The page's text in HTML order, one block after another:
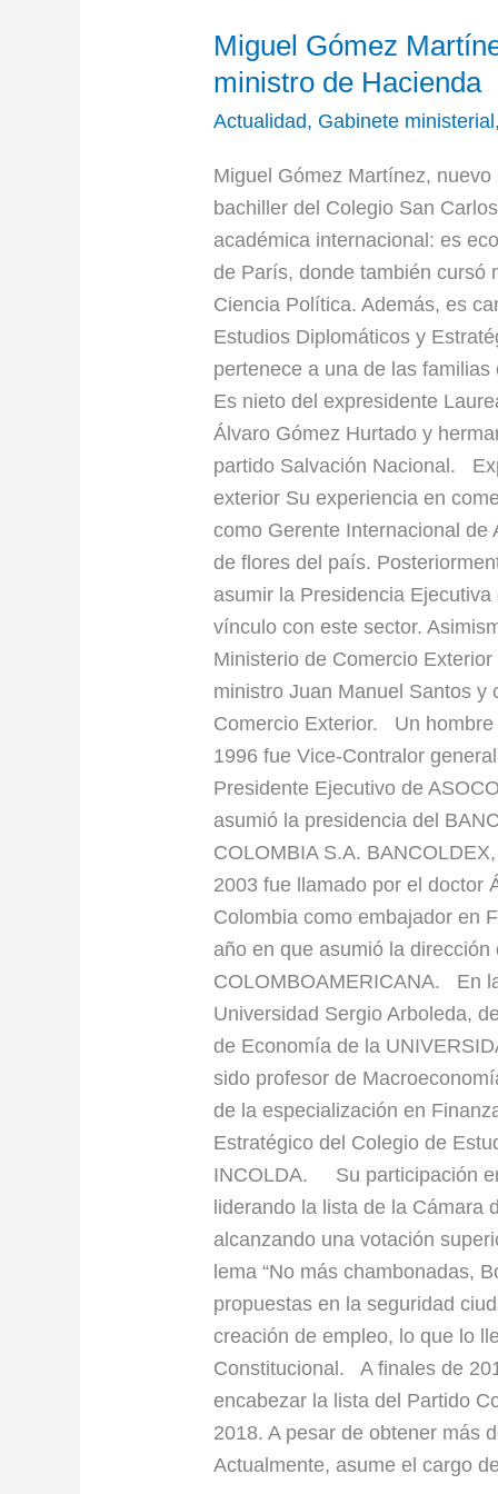
Miguel Gómez
ministro de Hacienda
Actualidad, Gabinete ministerial ,
Miguel Gómez Martínez,
bachiller del Colegio San
académica internacional: es
de París, donde también cursó
Ciencia Política. Además, es
Estudios Diplomáticos y
pertenece a una de las
Es nieto del expresidente
Álvaro Gómez Hurtado y
partido Salvación Nacional.
exterior Su experiencia en
como Gerente Internacional de
de flores del país.
asumir la Presidencia
vínculo con este sector.
Ministerio de Comercio
ministro Juan Manuel Santos y
Comercio Exterior. Un
1996 fue Vice-Contralor
Presidente Ejecutivo de
asumió la presidencia del
COLOMBIA S.A.
2003 fue llamado por el doctor
Colombia como embajador en
año en que asumió la
COLOMBOAMERICANA. En
Universidad Sergio Arboleda,
de Economía de la
sido profesor de
de la especialización en
Estratégico del Colegio de
INCOLDA. Su participación
liderando la lista de la Cámara
alcanzando una votación
lema “No más chambonadas,
propuestas en la seguridad
creación de empleo, lo que lo
Constitucional. A finales de
encabezar la lista del Partido
2018. A pesar de obtener más
Actualmente, asume el cargo